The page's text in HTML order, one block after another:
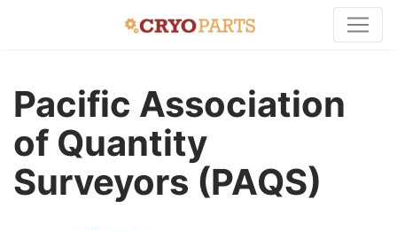
Pacific Association
of Quantity
Surveyors (PAQS)